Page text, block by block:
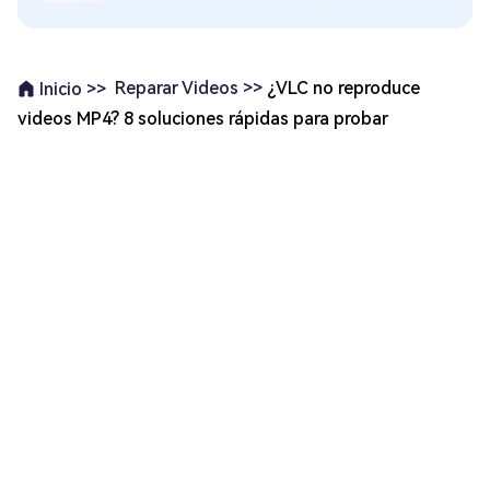
Inicio >> Reparar Videos >> ¿VLC no reproduce
videos MP4? 8 soluciones rápidas para probar